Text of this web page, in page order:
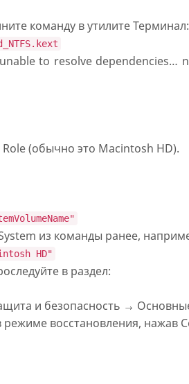
команду в утилите Терминал:
to resolve dependencies…
(обычно это Macintosh HD).
из команды ранее,
HD"
в раздел:
и безопасность →
восстановления, нажав